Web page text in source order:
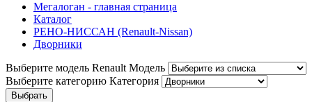
Мегалоган - главная страница
Каталог
РЕНО-НИССАН (Renault-Nissan)
Дворники
Выберите модель Renault Модель
Выберите категорию Категория